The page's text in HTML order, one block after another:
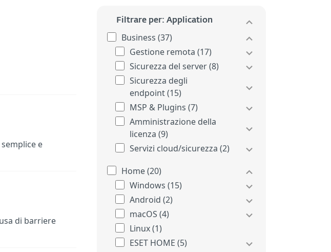
e
di barriere
Filtrare per: Application
Business (37)
Gestione remota (17)
Sicurezza del server (8)
Sicurezza degli
endpoint (15)
MSP & Plugins (7)
Amministrazione della
licenza (9)
Servizi cloud/sicurezza (2)
Home (20)
Windows (15)
Android (2)
macOS (4)
Linux (1)
ESET HOME (5)